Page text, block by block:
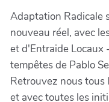
Adaptation Radicale
nouveau réel, avec
et d'Entraide Locaux
tempêtes de Pablo
Retrouvez nous tous
et avec toutes les